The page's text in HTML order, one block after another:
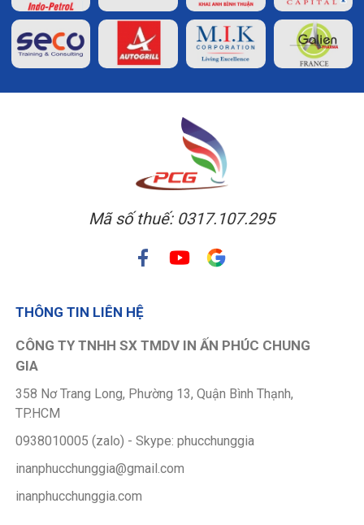
Mã số thuế: 0317.107.295
THÔNG TIN LIÊN HỆ
CÔNG TY TNHH SX TMDV IN ẤN PHÚC CHUNG
GIA
358 Nơ Trang Long, Phường 13, Quận Bình Thạnh,
TP.HCM
0938010005 (zalo) - Skype: phucchunggia
inanphucchunggia@gmail.com
inanphucchunggia.com